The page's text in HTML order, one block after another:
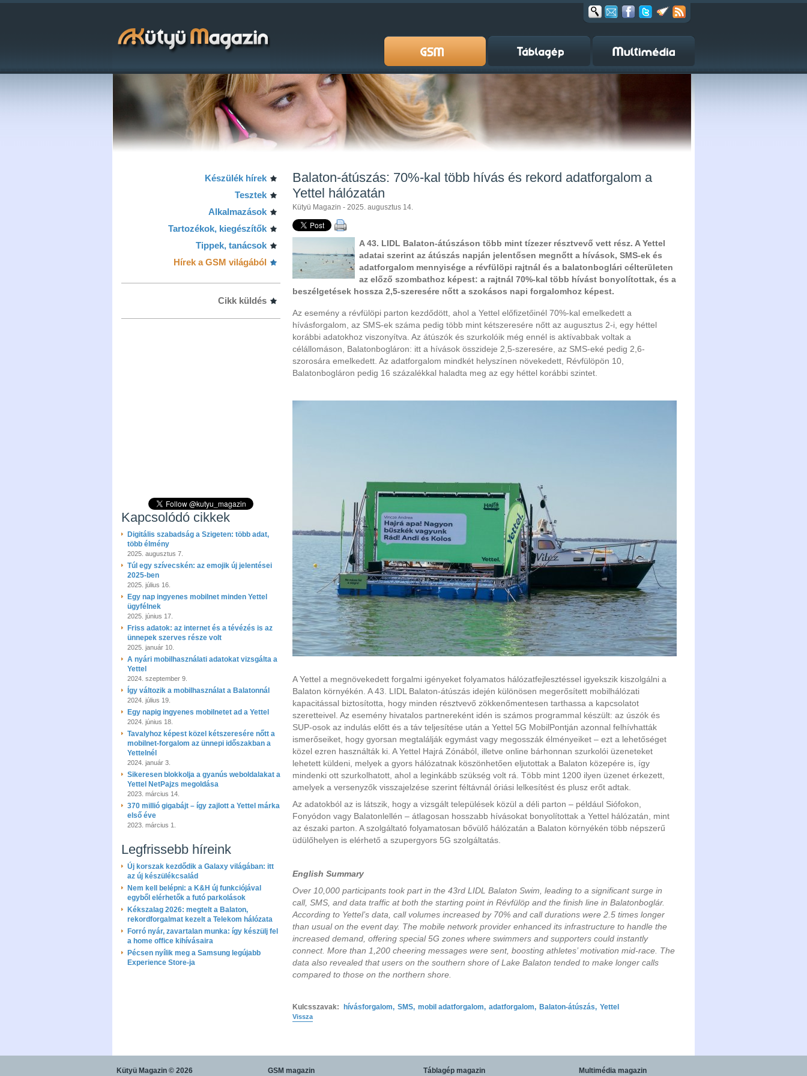
Készülék hírek
Tesztek
Alkalmazások
Tartozékok, kiegészítők
Tippek, tanácsok
Hírek a GSM világából
Cikk küldés
Kapcsolódó cikkek
Digitális szabadság a Szigeten: több adat,
több élmény
2025. augusztus 7.
Túl egy szívecskén: az emojik új jelentései
2025-ben
2025. július 16.
Egy nap ingyenes mobilnet minden Yettel
ügyfélnek
2025. június 17.
Friss adatok: az internet és a tévézés is az
ünnepek szerves része volt
2025. január 10.
A nyári mobilhasználati adatokat vizsgálta a
Yettel
2024. szeptember 9.
Így változik a mobilhasználat a Balatonnál
2024. július 19.
Egy napig ingyenes mobilnetet ad a Yettel
2024. június 18.
Tavalyhoz képest közel kétszeresére nőtt a
mobilnet-forgalom az ünnepi időszakban a
Yettelnél
2024. január 3.
Sikeresen blokkolja a gyanús weboldalakat a
Yettel NetPajzs megoldása
2023. március 14.
370 millió gigabájt – így zajlott a Yettel márka
első éve
2023. március 1.
Legfrissebb híreink
Új korszak kezdődik a Galaxy világában: itt
az új készülékcsalád
Nem kell belépni: a K&H új funkciójával
egyből elérhetők a futó parkolások
Kékszalag 2026: megtelt a Balaton,
rekordforgalmat kezelt a Telekom hálózata
Forró nyár, zavartalan munka: így készülj fel
a home office kihívásaira
Pécsen nyílik meg a Samsung legújabb
Experience Store-ja
Balaton-átúszás: 70%-kal több hívás és rekord adatforgalom a
Yettel hálózatán
Kütyü Magazin - 2025. augusztus 14.
A 43. LIDL Balaton-átúszáson több mint tízezer résztvevő vett rész. A Yettel
adatai szerint az átúszás napján jelentősen megnőtt a hívások, SMS-ek és
adatforgalom mennyisége a révfülöpi rajtnál és a balatonboglári célterületen
az előző szombathoz képest: a rajtnál 70%-kal több hívást bonyolítottak, és a
beszélgetések hossza 2,5-szeresére nőtt a szokásos napi forgalomhoz képest.
Az esemény a révfülöpi parton kezdődött, ahol a Yettel előfizetőinél 70%-kal emelkedett a
hívásforgalom, az SMS-ek száma pedig több mint kétszeresére nőtt az augusztus 2-i, egy héttel
korábbi adatokhoz viszonyítva. Az átúszók és szurkolóik még ennél is aktívabbak voltak a
célállomáson, Balatonbogláron: itt a hívások összideje 2,5-szeresére, az SMS-eké pedig 2,6-
szorosára emelkedett. Az adatforgalom mindkét helyszínen növekedett, Révfülöpön 10,
Balatonbogláron pedig 16 százalékkal haladta meg az egy héttel korábbi szintet.
A Yettel a megnövekedett forgalmi igényeket folyamatos hálózatfejlesztéssel igyekszik kiszolgálni a
Balaton környékén. A 43. LIDL Balaton-átúszás idején különösen megerősített mobilhálózati
kapacitással biztosította, hogy minden résztvevő zökkenőmentesen tarthassa a kapcsolatot
szeretteivel. Az esemény hivatalos partnereként idén is számos programmal készült: az úszók és
SUP-osok az indulás előtt és a táv teljesítése után a Yettel 5G MobilPontján azonnal felhívhatták
ismerőseiket, hogy gyorsan megtalálják egymást vagy megosszák élményeiket – ezt a lehetőséget
közel ezren használták ki. A Yettel Hajrá Zónából, illetve online bárhonnan szurkolói üzeneteket
lehetett küldeni, melyek a gyors hálózatnak köszönhetően eljutottak a Balaton közepére is, így
mindenki ott szurkolhatott, ahol a leginkább szükség volt rá. Több mint 1200 ilyen üzenet érkezett,
amelyek a versenyzők visszajelzése szerint féltávnál óriási lelkesítést és plusz erőt adtak.
Az adatokból az is látszik, hogy a vizsgált települések közül a déli parton – például Siófokon,
Fonyódon vagy Balatonlellén – átlagosan hosszabb hívásokat bonyolítottak a Yettel hálózatán, mint
az északi parton. A szolgáltató folyamatosan bővülő hálózatán a Balaton környékén több népszerű
üdülőhelyen is elérhető a szupergyors 5G szolgáltatás.
English Summary
Over 10,000 participants took part in the 43rd LIDL Balaton Swim, leading to a significant surge in
call, SMS, and data traffic at both the starting point in Révfülöp and the finish line in Balatonboglár.
According to Yettel’s data, call volumes increased by 70% and call durations were 2.5 times longer
than usual on the event day. The mobile network provider enhanced its infrastructure to handle the
increased demand, offering special 5G zones where swimmers and supporters could instantly
connect. More than 1,200 cheering messages were sent, boosting athletes’ motivation mid-race. The
data also revealed that users on the southern shore of Lake Balaton tended to make longer calls
compared to those on the northern shore.
Kulcsszavak: hívásforgalom, SMS, mobil adatforgalom, adatforgalom, Balaton-átúszás, Yettel
Vissza
Kütyü Magazin © 2026 GSM magazin Táblagép magazin Multimédia magazin